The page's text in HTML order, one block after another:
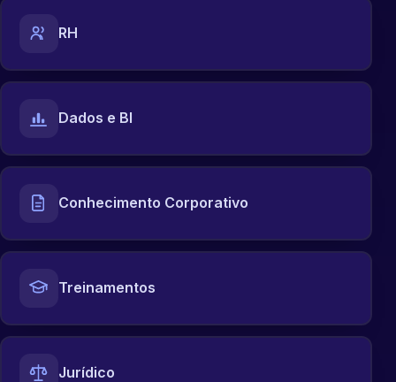
RH
Dados e BI
Conhecimento Corporativo
Treinamentos
Jurídico